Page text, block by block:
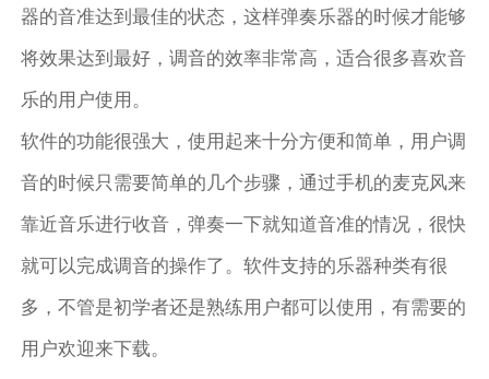
器的音准达到最佳的状态，这样弹奏乐器的时候才能够
将效果达到最好，调音的效率非常高，适合很多喜欢音
乐的用户使用。
软件的功能很强大，使用起来十分方便和简单，用户调
音的时候只需要简单的几个步骤，通过手机的麦克风来
靠近音乐进行收音，弹奏一下就知道音准的情况，很快
就可以完成调音的操作了。软件支持的乐器种类有很
多，不管是初学者还是熟练用户都可以使用，有需要的
用户欢迎来下载。